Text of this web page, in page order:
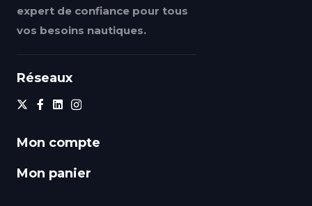
expert de confiance pour tous
vos besoins nautiques.
Réseaux
Mon compte
Mon panier